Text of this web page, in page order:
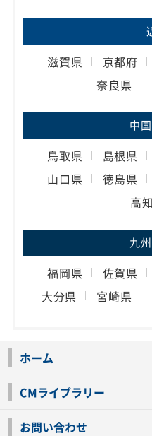
滋賀県 京都府
奈良県
中
鳥取県 島根県
山口県
徳島県
高
九
福岡県 佐賀県
大分県
宮崎県
ホーム
CMライブラリー
お問い合わせ